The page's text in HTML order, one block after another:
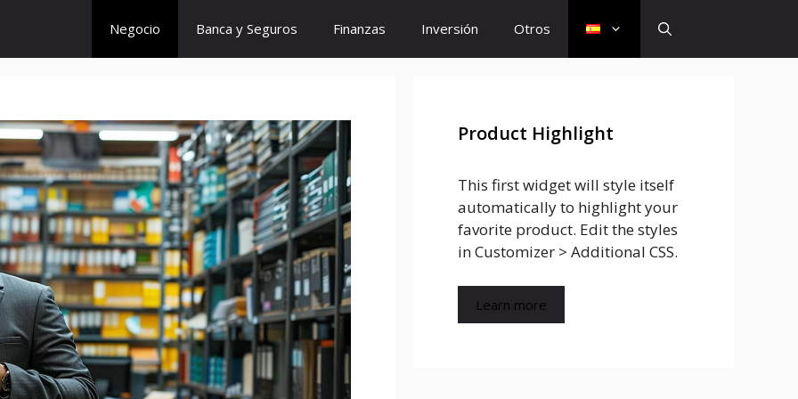
Negocio Banca y Seguros Finanzas Inversión Otros
Product Highlight
This first widget will style itself
automatically to highlight your
favorite product. Edit the styles
in Customizer > Additional CSS.
Learn more